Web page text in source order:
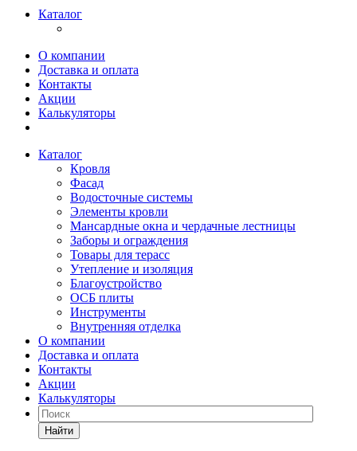
Каталог
О компании
Доставка и оплата
Контакты
Акции
Калькуляторы
Каталог
Кровля
Фасад
Водосточные системы
Элементы кровли
Мансардные окна и чердачные лестницы
Заборы и ограждения
Товары для терасс
Утепление и изоляция
Благоустройство
ОСБ плиты
Инструменты
Внутренняя отделка
О компании
Доставка и оплата
Контакты
Акции
Калькуляторы
Найти